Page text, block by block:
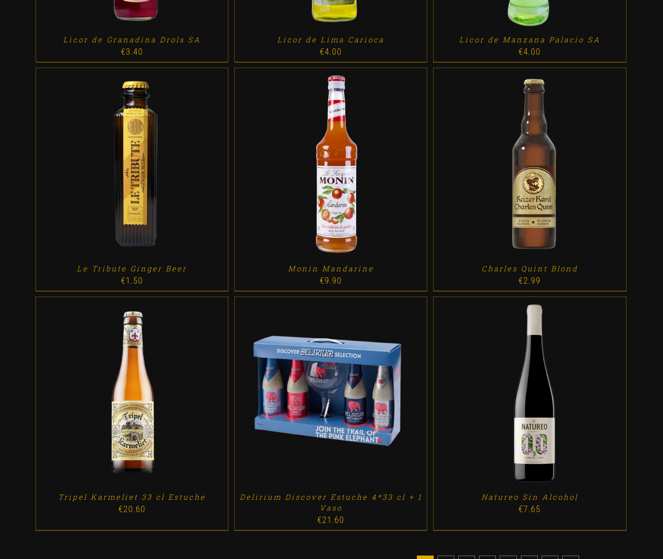
Licor de Granadina Drols SA
€3.40
Licor de Lima Carioca
€4.00
Licor de Manzana Palacio SA
€4.00
/
Le Tribute Ginger Beer
€1.50
ADD TO CART / DETALLES
Monin Mandarine
€9.90
ADD TO CART / DETALLES
Charles Quint Blond
€2.99
ADD TO CART DETALLES
Tripel Karmeliet 33 cl Estuche
€20.60
ADD TO CART / DETALLES
Delirium Discover Estuche 4*33 cl + 1
Vaso
€21.60
ADD TO CART DETALLES
Natureo Sin Alcohol
€7.65